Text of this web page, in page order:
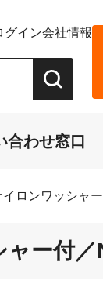
グイン会社情報
合わせ窓口
ロンワッシャ
ー付